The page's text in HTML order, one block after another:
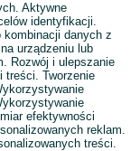
Aktywne
identyfikacji.
kombinacji danych z
urządzeniu lub
Rozwój i ulepszanie
treści. Tworzenie
efektywności
reklam.
treści.